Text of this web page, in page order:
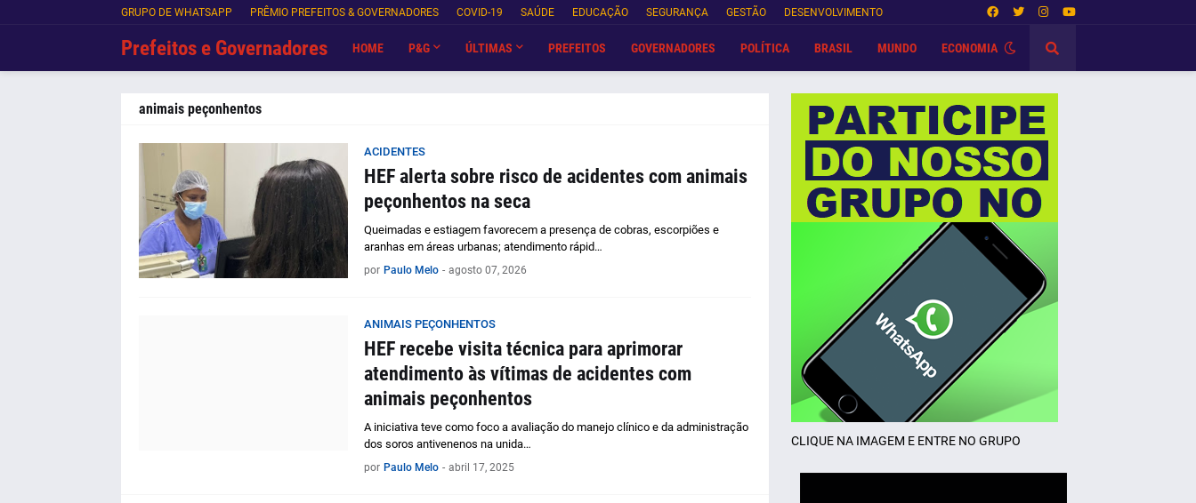
GRUPO DE WHATSAPP PRÊMIO PREFEITOS & GOVERNADORES COVID-19 SAÚDE EDUCAÇÃO SEGURANÇA GESTÃO DESENVOLVIMENTO
Prefeitos e Governadores HOME P&G ÚLTIMAS PREFEITOS GOVERNADORES POLÍTICA BRASIL MUNDO ECONOMIA
animais peçonhentos
ACIDENTES
HEF alerta sobre risco de acidentes com animais
peçonhentos na seca
Queimadas e estiagem favorecem a presença de cobras, escorpiões e
aranhas em áreas urbanas; atendimento rápid…
por Paulo Melo - agosto 07, 2026
ANIMAIS PEÇONHENTOS
HEF recebe visita técnica para aprimorar
atendimento às vítimas de acidentes com
animais peçonhentos
A iniciativa teve como foco a avaliação do manejo clínico e da administração
dos soros antivenenos na unida…
por Paulo Melo - abril 17, 2025
CLIQUE NA IMAGEM E ENTRE NO GRUPO